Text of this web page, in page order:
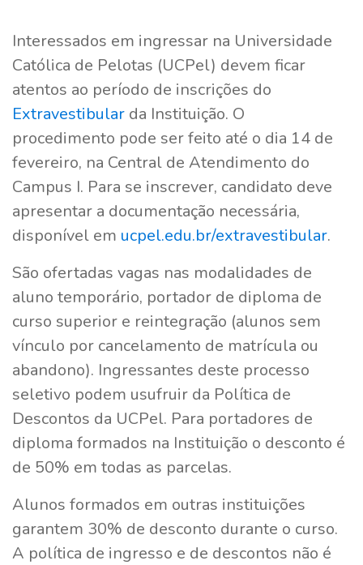
Interessados em ingressar na Universidade
Católica de Pelotas (UCPel) devem ficar
atentos ao período de inscrições do
Extravestibular da Instituição. O
procedimento pode ser feito até o dia 14 de
fevereiro, na Central de Atendimento do
Campus I. Para se inscrever, candidato deve
apresentar a documentação necessária,
disponível em ucpel.edu.br/extravestibular.
São ofertadas vagas nas modalidades de
aluno temporário, portador de diploma de
curso superior e reintegração (alunos sem
vínculo por cancelamento de matrícula ou
abandono). Ingressantes deste processo
seletivo podem usufruir da Política de
Descontos da UCPel. Para portadores de
diploma formados na Instituição o desconto é
de 50% em todas as parcelas.
Alunos formados em outras instituições
garantem 30% de desconto durante o curso.
A política de ingresso e de descontos não é